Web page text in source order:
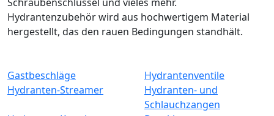
Schraubenschlüssel und vieles mehr.
Hydrantenzubehör wird aus hochwertigem Material
hergestellt, das den rauen Bedingungen standhält.
Gastbeschläge
Hydrantenventile
Hydranten-Streamer
Hydranten- und
Schlauchzangen